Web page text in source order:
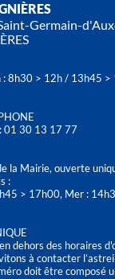
Germain-
: 8h30 > 12h / 13h45 >
01 30 13 17 77
la Mairie, ouverte
:
> 17h00, Mer :
dehors des horaires
à contacter
doit être composé